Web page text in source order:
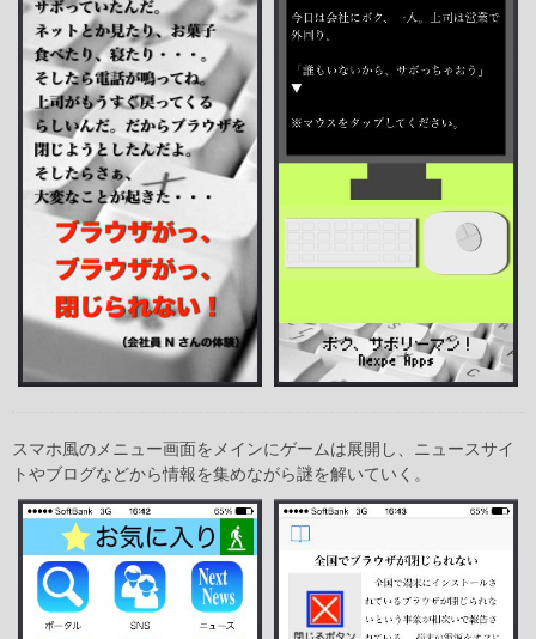
スマホ風のメニュー画面をメインにゲームは展開し、ニュースサイ
トやブログなどから情報を集めながら謎を解いていく。